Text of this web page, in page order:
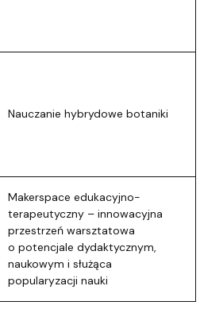
Nauczanie hybrydowe botaniki
Makerspace edukacyjno-
terapeutyczny – innowacyjna
przestrzeń warsztatowa
o potencjale dydaktycznym,
naukowym i służąca
popularyzacji nauki